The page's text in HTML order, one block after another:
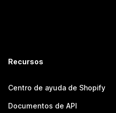
Recursos
Centro de ayuda de Shopify
Documentos de API